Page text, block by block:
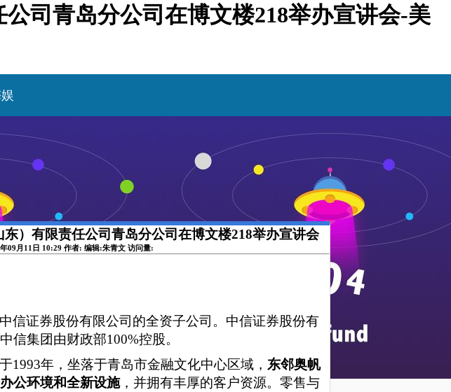
司青岛分公司在博文楼218举办宣讲会-美
）有限责任公司青岛分公司在博文楼218举办宣讲会
09月11日 10:29 作者: 编辑:朱青文 访问量:
信证券股份有限公司的全资子公司。中信证券股份有
信集团由财政部100%控股。
1993年，坐落于青岛市金融文化中心区域， 东邻奥帆
公环境和全新设施，并拥有丰厚的客户资源。零售与